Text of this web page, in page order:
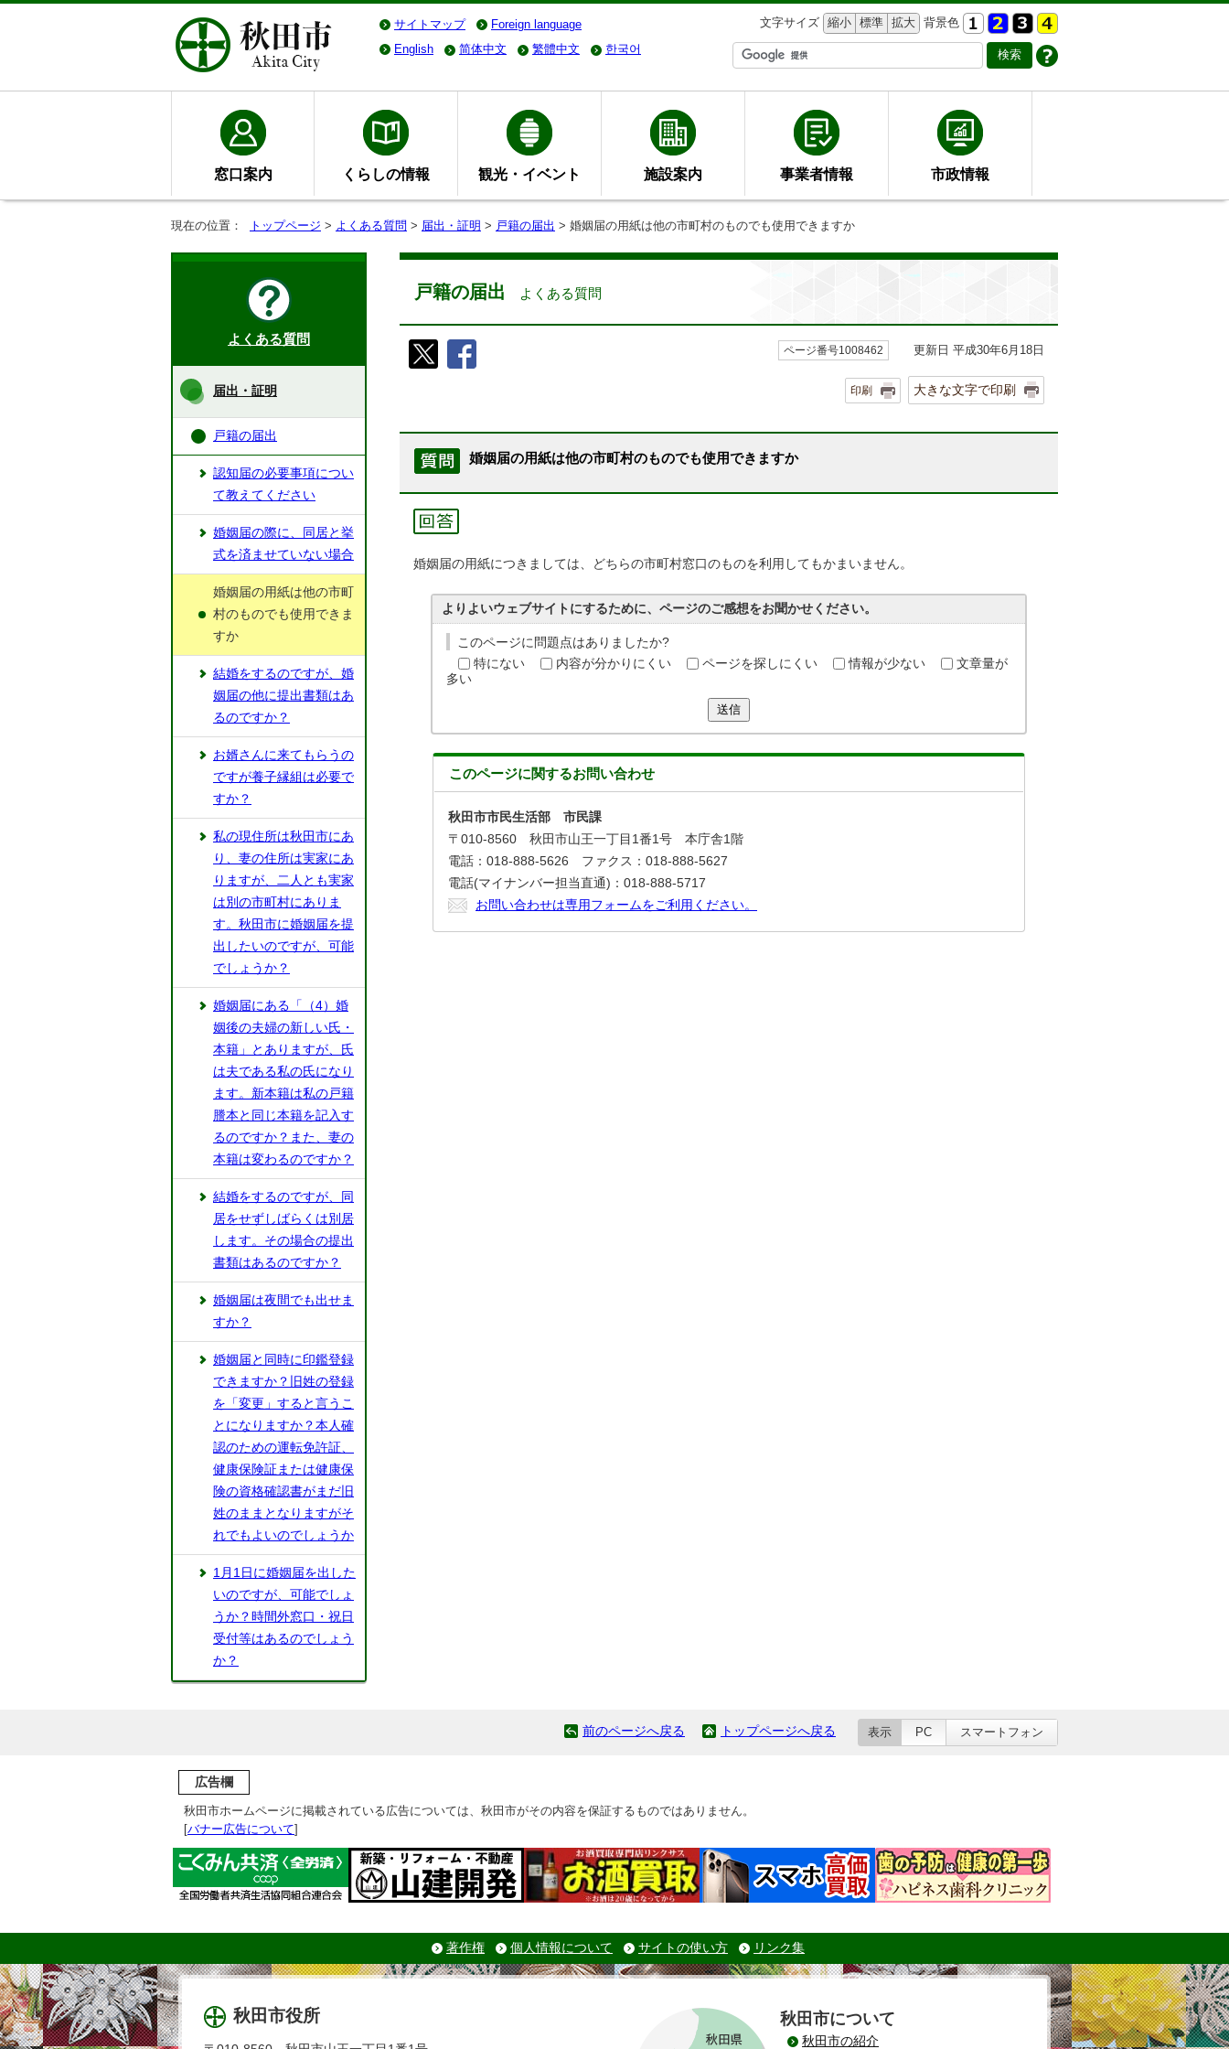
サイトマップ Foreign language 文字サイズ 縮小 標準 拡大 背景色
English
简体中文 繁體中文 한국어
窓口案内 くらしの情報 観光・イベント 施設案内 事業者情報 市政情報
現在の位置： トップページ > よくある質問 > 届出・証明 > 戸籍の届出 > 婚姻届の用紙は他の市町村のものでも使用できますか
戸籍の届出 よくある質問
ページ番号1008462 更新日 平成30年6月18日
印刷 大きな文字で印刷
婚姻届の用紙は他の市町村のものでも使用できますか
婚姻届の用紙につきましては、どちらの市町村窓口のものを利用してもかまいません。
よりよいウェブサイトにするために、ページのご感想をお聞かせください。
このページに問題点はありましたか?
特にない
内容が分かりにくい ページを探しにくい 情報が少ない
文章量が
多い
送信
このページに関するお問い合わせ
秋田市市民生活部 市民課
〒010-8560 秋田市山王一丁目1番1号 本庁舎1階
電話：018-888-5626 ファクス：018-888-5627
電話(マイナンバー担当直通)：018-888-5717
お問い合わせは専用フォームをご利用ください。
よくある質問
届出・証明
戸籍の届出
認知届の必要事項につい
て教えてください
婚姻届の際に、同居と挙
式を済ませていない場合
婚姻届の用紙は他の市町
村のものでも使用できま
すか
結婚をするのですが、婚
姻届の他に提出書類はあ
るのですか？
お婿さんに来てもらうの
ですが養子縁組は必要で
すか？
私の現住所は秋田市にあ
り、妻の住所は実家にあ
りますが、二人とも実家
は別の市町村にありま
す。秋田市に婚姻届を提
出したいのですが、可能
でしょうか？
婚姻届にある「（4）婚
姻後の夫婦の新しい氏・
本籍」とありますが、氏
は夫である私の氏になり
ます。新本籍は私の戸籍
謄本と同じ本籍を記入す
るのですか？また、妻の
本籍は変わるのですか？
結婚をするのですが、同
居をせずしばらくは別居
します。その場合の提出
書類はあるのですか？
婚姻届は夜間でも出せま
すか？
婚姻届と同時に印鑑登録
できますか？旧姓の登録
を「変更」すると言うこ
とになりますか？本人確
認のための運転免許証、
健康保険証または健康保
険の資格確認書がまだ旧
姓のままとなりますがそ
れでもよいのでしょうか
1月1日に婚姻届を出した
いのですが、可能でしょ
うか？時間外窓口・祝日
受付等はあるのでしょう
か？
前のページへ戻る トップページへ戻る 表示 PC スマートフォン
広告欄
秋田市ホームページに掲載されている広告については、秋田市がその内容を保証するものではありません。
[バナー広告について]
著作権 個人情報について サイトの使い方 リンク集
秋田市役所 秋田市について
秋田市の紹介